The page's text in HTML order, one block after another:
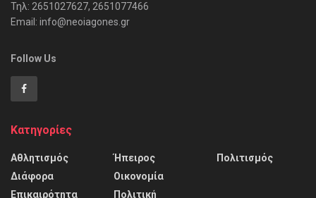
Τηλ: 2651027627, 2651077466
Email: info@neoiagones.gr
Follow Us
Κατηγορίες
Αθλητισμός
Διάφορα
Επικαιρότητα
Ήπειρος
Οικονομία
Πολιτική
Πολιτισμός